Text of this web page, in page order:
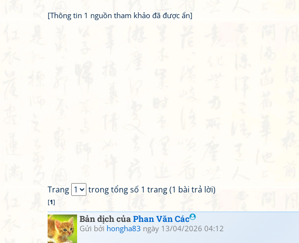
[Thông tin 1 nguồn tham khảo đã được ẩn]
Trang trong tổng số 1 trang (1 bài trả lời)
[1]
Bản dịch củaPhan Văn Các
Gửi bởi hongha83 ngày 13/04/2026 04:12